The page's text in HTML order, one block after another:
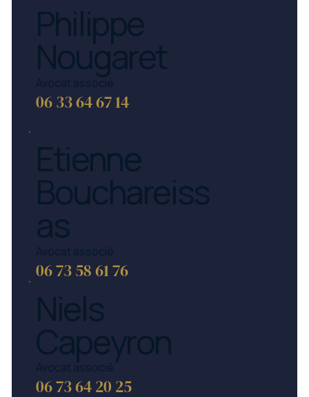
Philippe
Nougaret
Avocat associé
06 33 64 67 14
Etienne
Bouchareiss
as
Avocat associé
06 73 58 61 76
Niels
Capeyron
Avocat associé
06 73 64 20 25